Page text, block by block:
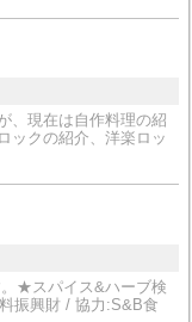
、現在は自作料理の紹
ックの紹介、洋楽ロッ
★スパイス&ハーブ検
振興財 / 協力:S&B食